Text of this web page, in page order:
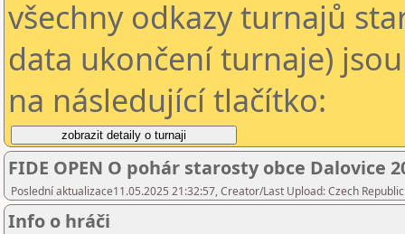
všechny odkazy turnajů
data ukončení turnaje)
na následující tlačítko:
FIDE OPEN O pohár starosty obce Dalovice
Poslední aktualizace11.05.2025 21:32:57, Creator/Last Upload: Czech
Info o hráči